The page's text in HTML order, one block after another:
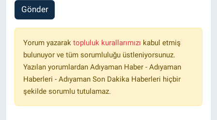
Gönder
Yorum yazarak topluluk kurallarımızı kabul etmiş
bulunuyor ve tüm sorumluluğu üstleniyorsunuz.
Yazılan yorumlardan Adıyaman Haber - Adıyaman
Haberleri - Adıyaman Son Dakika Haberleri hiçbir
şekilde sorumlu tutulamaz.